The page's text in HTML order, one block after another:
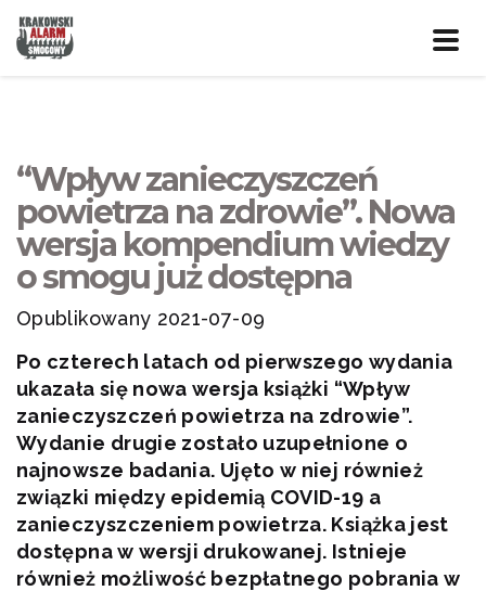
“Wpływ zanieczyszczeń
powietrza na zdrowie”. Nowa
wersja kompendium wiedzy
o smogu już dostępna
Opublikowany 2021-07-09
Po czterech latach od pierwszego wydania
ukazała się nowa wersja książki “Wpływ
zanieczyszczeń powietrza na zdrowie”.
Wydanie drugie zostało uzupełnione o
najnowsze badania. Ujęto w niej również
związki między epidemią COVID-19 a
zanieczyszczeniem powietrza. Książka jest
dostępna w wersji drukowanej. Istnieje
również możliwość bezpłatnego pobrania w